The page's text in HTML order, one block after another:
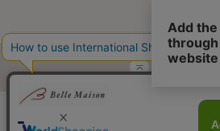
ご利用ガイド・お知らせ